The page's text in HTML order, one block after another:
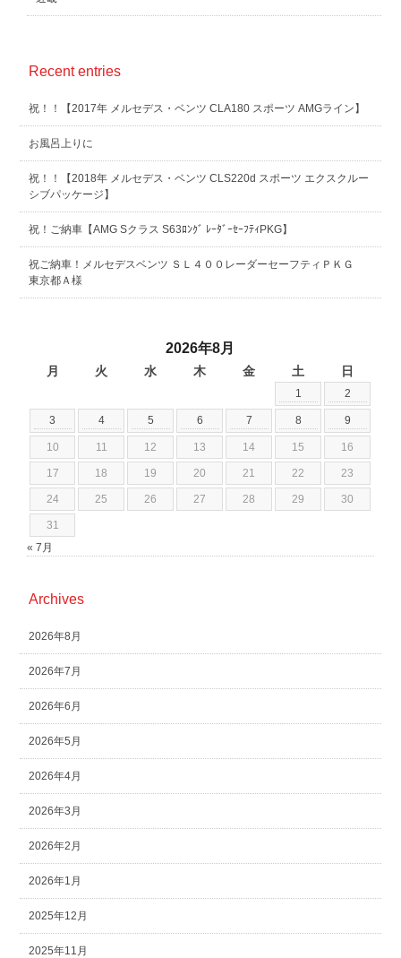
Recent entries
祝！！【2017年 メルセデス・ベンツ CLA180 スポーツ AMGライン】
お風呂上りに
祝！！【2018年 メルセデス・ベンツ CLS220d スポーツ エクスクルー
シブパッケージ】
祝！ご納車【AMG Sクラス S63ﾛﾝｸﾞ ﾚｰﾀﾞｰｾｰﾌﾃｨPKG】
祝ご納車！メルセデスベンツ ＳＬ４００レーダーセーフティＰＫＧ
東京都Ａ様
2026年8月
月 火 水 木 金 土 日
1 2
3 4 5 6 7 8 9
10 11 12 13 14 15 16
17 18 19 20 21 22 23
24 25 26 27 28 29 30
31
« 7月
Archives
2026年8月
2026年7月
2026年6月
2026年5月
2026年4月
2026年3月
2026年2月
2026年1月
2025年12月
2025年11月